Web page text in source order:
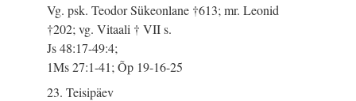
Vg. psk. Teodor Sükeonlane †613; mr. Leonid
†202; vg. Vitaali † VII s.
Js 48:17-49:4;
1Ms 27:1-41; Õp 19-16-25
23. Teisipäev